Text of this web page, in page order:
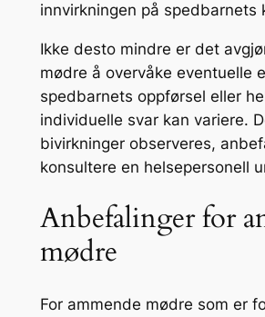
innvirkningen på spedbarnets
Ikke desto mindre er det
mødre å overvåke eventuelle
spedbarnets oppførsel eller
individuelle svar kan variere.
bivirkninger observeres,
konsultere en helsepersonell
Anbefalinger for
mødre
For ammende mødre som er